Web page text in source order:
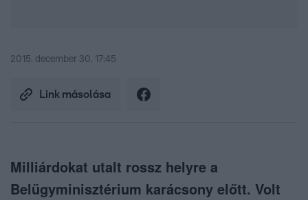
2015. december 30. 17:45
Link másolása
Milliárdokat utalt rossz helyre a
Belügyminisztérium karácsony előtt. Volt